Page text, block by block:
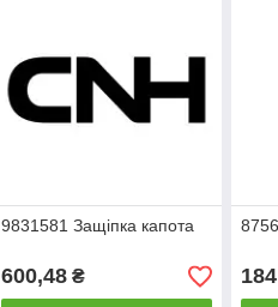
9831581 Защіпка капота
600,48₴